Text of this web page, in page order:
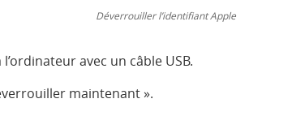
Déverrouiller l’identifiant Apple
avec un câble USB.
maintenant ».